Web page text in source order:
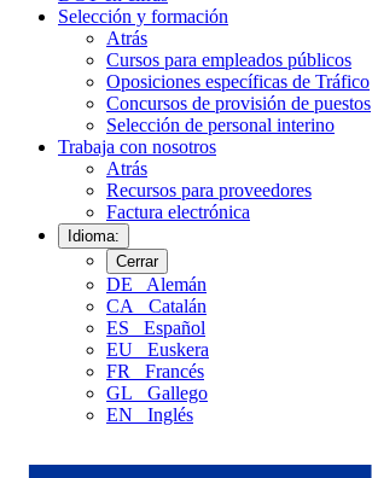
Selección y formación
Atrás
Cursos para empleados públicos
Oposiciones específicas de Tráfico
Concursos de provisión de puestos
Selección de personal interino
Trabaja con nosotros
Atrás
Recursos para proveedores
Factura electrónica
Idioma:
Cerrar
DE
Alemán
CA
Catalán
ES
Español
EU
Euskera
FR
Francés
GL
Gallego
EN
Inglés